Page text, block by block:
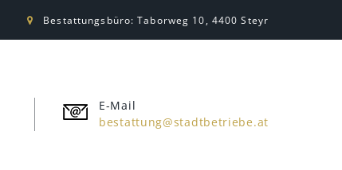
Bestattungsbüro: Taborweg 10, 4400 Steyr
E-Mail
bestattung@stadtbetriebe.at